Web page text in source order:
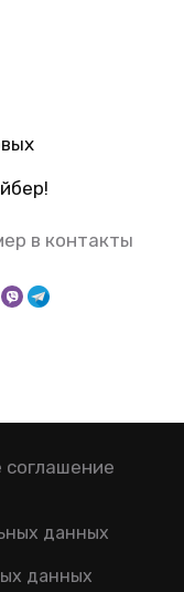
в контакты
соглашение
данных
данных